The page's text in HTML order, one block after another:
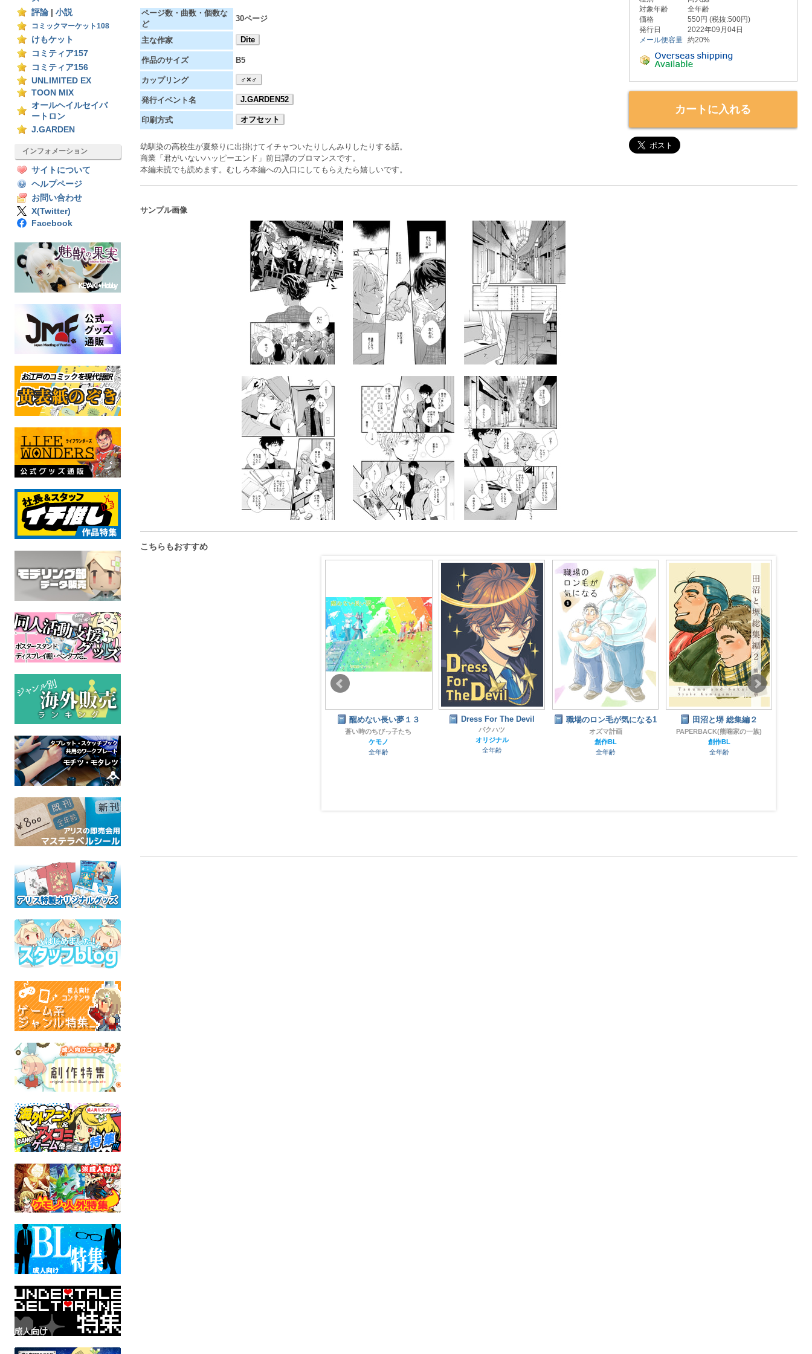
評論
小説
コミックマーケット108
けもケット
コミティア157
コミティア156
UNLIMITED EX
TOON MIX
オールヘイルセイバ
ートロン
J.GARDEN
インフォメーション
サイトについて
ヘルプページ
お問い合わせ
X(Twitter)
Facebook
ページ数・曲数・個数な
ど
30ページ
主な作家 Dite
作品のサイズ B5
カップリング ♂×♂
発行イベント名 J.GARDEN52
印刷方式 オフセット
幼馴染の高校生が夏祭りに出掛けてイチャついたりしんみりしたりする話。
商業「君がいないハッピーエンド」前日譚のブロマンスです。
本編未読でも読めます。むしろ本編への入口にしてもらえたら嬉しいです。
対象年齢
全年齢
価格
550円 (税抜:500円)
発行日
2022年09月04日
メール便容量 約20%
カートに入れる
サンプル画像
こちらもおすすめ
たらくふたりのカンタ
・同棲生活編２
熊噛家の一族)
創作BL
全年齢
醒めない長い夢１３
蒼い時のちびっ子たち
ケモノ
全年齢
Dress For The Devil
バクハツ
オリジナル
全年齢
職場のロン毛が気になる1
オズマ計画
創作BL
全年齢
田沼と堺 総集編２
PAPERBACK(熊噛家の一族)
創作BL
全年齢